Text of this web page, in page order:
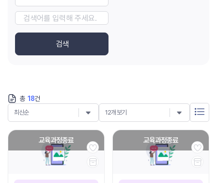
검색
총 18건
최신순 12개 보기
교육과정종료 교육과정종료